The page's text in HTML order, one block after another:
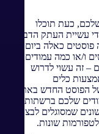
כעת תוכלו
עשיית העתק הדבק
כאלה ביום או
ו/או כמה עמודים
זה עשוי לדרוש
כלים
של הפוסט החדש באתר
שלכם ברשתות
שמסוגלים לבצע
שונות.